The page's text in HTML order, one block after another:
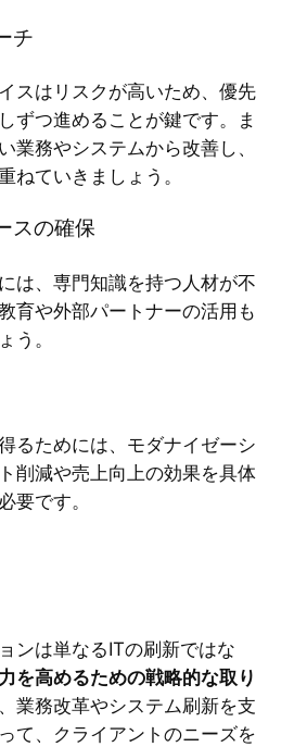
チ
スはリスクが高いため、優先
ずつ進めることが鍵です。ま
業務やシステムから改善し、
ねていきましょう。
スの確保
は、専門知識を持つ人材が不
育や外部パートナーの活用も
う。
るためには、モダナイゼーシ
削減や売上向上の効果を具体
要です。
ンは単なるITの刷新ではな
を高めるための戦略的な取り
業務改革やシステム刷新を支
て、クライアントのニーズを